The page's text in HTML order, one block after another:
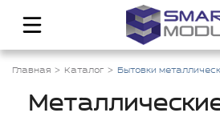
Главная Каталог Бытовки